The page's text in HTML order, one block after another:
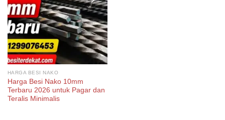
HARGA BESI NAKO
Harga Besi Nako 10mm
Terbaru 2026 untuk Pagar dan
Teralis Minimalis